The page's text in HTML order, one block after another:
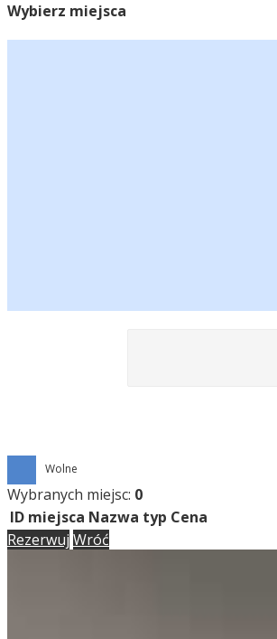
Wybierz miejsca
Wolne
Wybranych miejsc: 0
ID miejsca Nazwa typ Cena
Rezerwuj Wróć